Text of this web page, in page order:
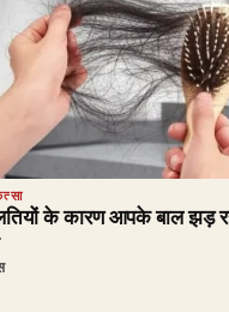
के कारण आपके बाल झड़